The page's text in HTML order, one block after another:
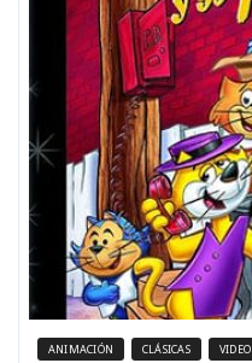
ANIMACIÓN CLÁSICAS VIDEO